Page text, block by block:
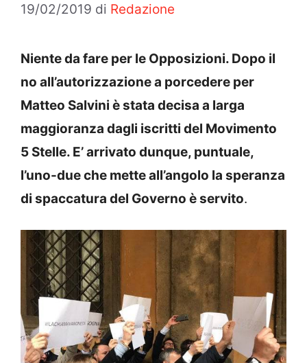
19/02/2019 di Redazione
Niente da fare per le Opposizioni. Dopo il
no all’autorizzazione a porcedere per
Matteo Salvini è stata decisa a larga
maggioranza dagli iscritti del Movimento
5 Stelle. E’ arrivato dunque, puntuale,
l’uno-due che mette all’angolo la speranza
di spaccatura del Governo è servito.